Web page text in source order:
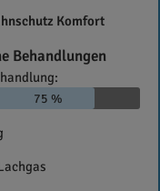
Komfort
Behandlungen
75 %